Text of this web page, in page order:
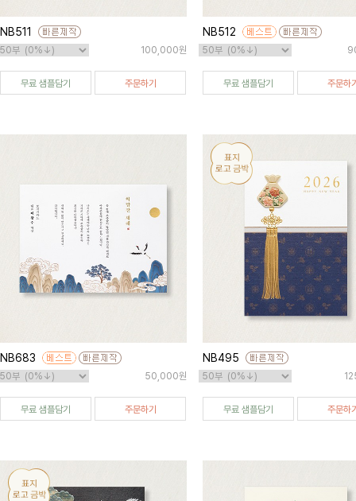
NB511
100,000원
무료 샘플담기 주문하기
NB512
무료 샘플담기 주문하
NB683
50,000원
무료 샘플담기 주문하기
NB495
무료 샘플담기 주문하